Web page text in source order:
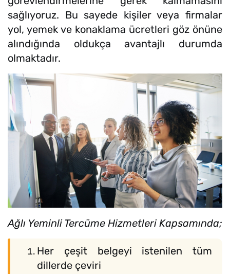
sağlıyoruz. Bu sayede kişiler veya firmalar
yol, yemek ve konaklama ücretleri göz önüne
alındığında oldukça avantajlı durumda
olmaktadır.
Ağlı Yeminli Tercüme Hizmetleri Kapsamında;
Her çeşit belgeyi istenilen tüm
dillerde çeviri